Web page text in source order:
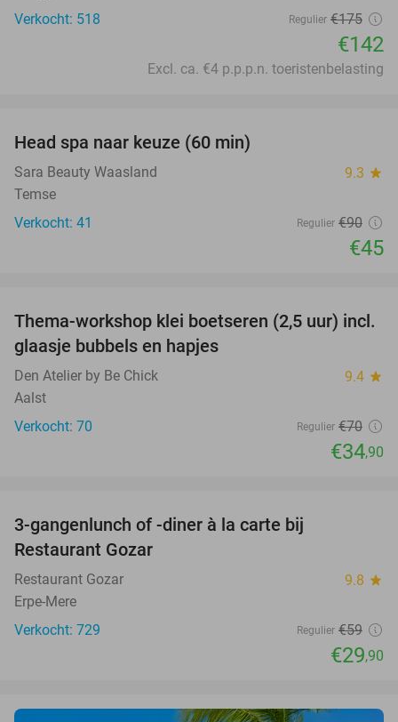
Verkocht: 518
Regulier €175
€142
Excl. ca. €4 p.p.p.n. toeristenbelasting
Head spa naar keuze (60 min)
Sara Beauty Waasland 9.3 star
Temse
Verkocht: 41
Regulier €90
€45
50%
Thema-workshop klei boetseren (2,5 uur) incl.
glaasje bubbels en hapjes
Den Atelier by Be Chick 9.4 star
Aalst
Verkocht: 70
Regulier €70
€34,90
3-gangenlunch of -diner à la carte bij
Restaurant Gozar
Restaurant Gozar 9.8 star
Erpe-Mere
Verkocht: 729
Regulier €59
€29,90